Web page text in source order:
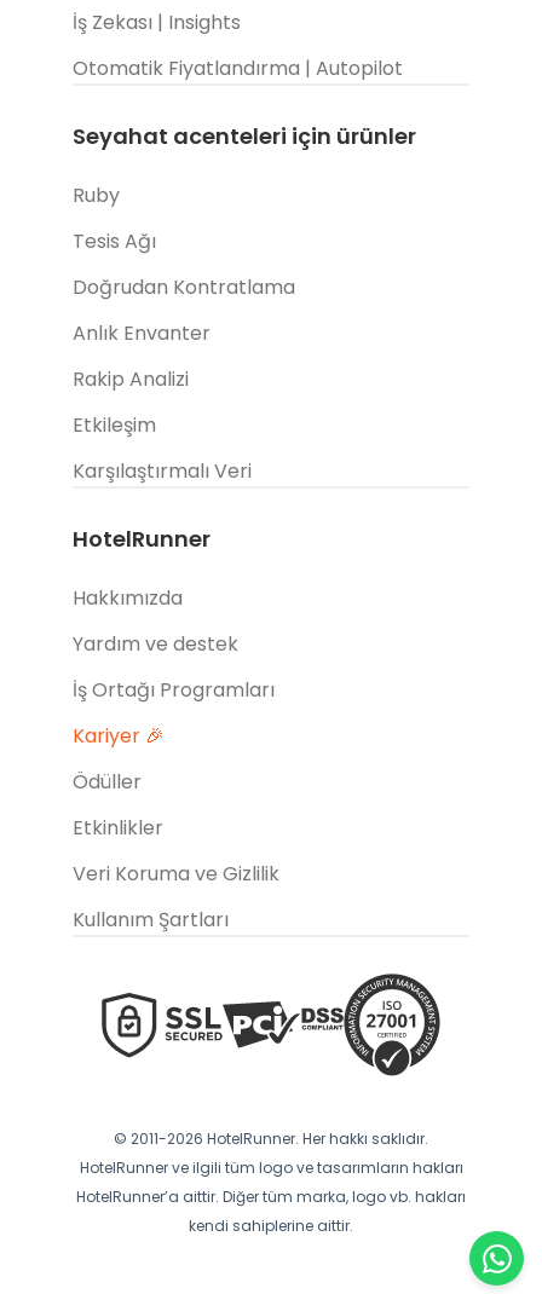
İş Zekası | Insights
Otomatik Fiyatlandırma | Autopilot
Seyahat acenteleri için ürünler
Ruby
Tesis Ağı
Doğrudan Kontratlama
Anlık Envanter
Rakip Analizi
Etkileşim
Karşılaştırmalı Veri
HotelRunner
Hakkımızda
Yardım ve destek
İş Ortağı Programları
Kariyer 🎉
Ödüller
Etkinlikler
Veri Koruma ve Gizlilik
Kullanım Şartları
© 2011-2026 HotelRunner. Her hakkı saklıdır.
HotelRunner ve ilgili tüm logo ve tasarımların hakları
HotelRunner’a aittir. Diğer tüm marka, logo vb. hakları
kendi sahiplerine aittir.